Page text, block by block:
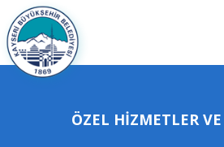
ÖZEL HİZMETLER